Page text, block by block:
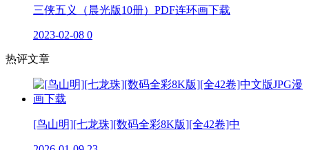
三侠五义（晨光版10册）PDF连环画下载
2023-02-08 0
热评文章
[鸟山明][七龙珠][数码全彩8K版][全42卷]中